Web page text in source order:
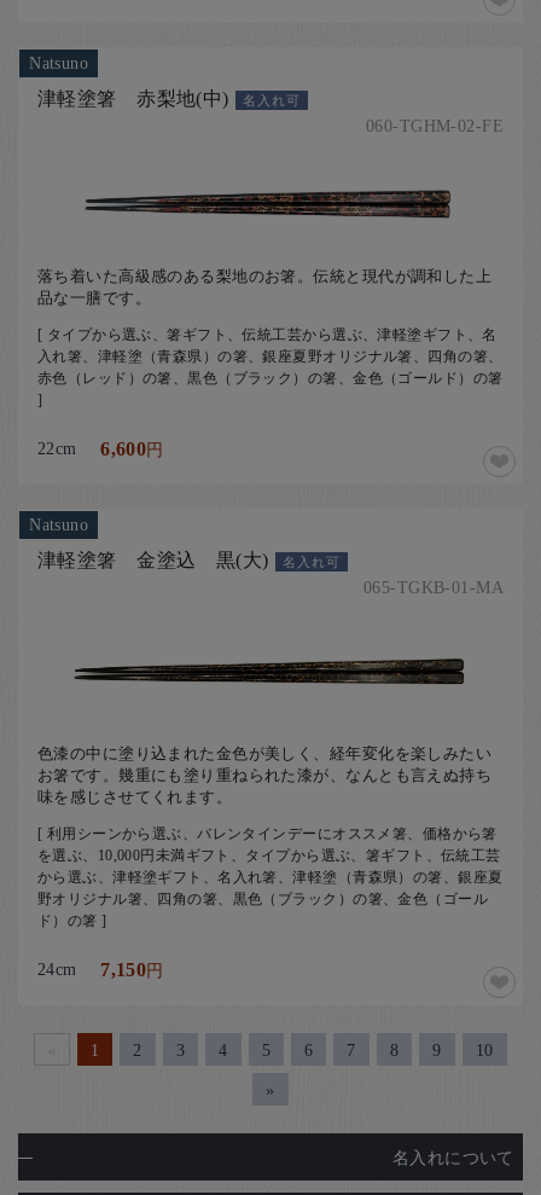
Natsuno
津軽塗箸 赤梨地(中) 名入れ可
060-TGHM-02-FE
落ち着いた高級感のある梨地のお箸。伝統と現代が調和した上
品な一膳です。
[ タイプから選ぶ、箸ギフト、伝統工芸から選ぶ、津軽塗ギフト、名
入れ箸、津軽塗（青森県）の箸、銀座夏野オリジナル箸、四角の箸、
赤色（レッド）の箸、黒色（ブラック）の箸、金色（ゴールド）の箸
]
22cm 6,600円
Natsuno
津軽塗箸 金塗込 黒(大) 名入れ可
065-TGKB-01-MA
色漆の中に塗り込まれた金色が美しく、経年変化を楽しみたい
お箸です。幾重にも塗り重ねられた漆が、なんとも言えぬ持ち
味を感じさせてくれます。
[ 利用シーンから選ぶ、バレンタインデーにオススメ箸、価格から箸
を選ぶ、10,000円未満ギフト、タイプから選ぶ、箸ギフト、伝統工芸
から選ぶ、津軽塗ギフト、名入れ箸、津軽塗（青森県）の箸、銀座夏
野オリジナル箸、四角の箸、黒色（ブラック）の箸、金色（ゴール
ド）の箸 ]
24cm 7,150円
1 2 3 4 5 6 7 8 9 10
»
名入れについて